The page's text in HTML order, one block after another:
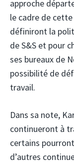
approche
le cadre de
définiront la
de S&S et pour
ses bureaux de
possibilité de
travail.
Dans sa note,
continueront à
certains
d’autres